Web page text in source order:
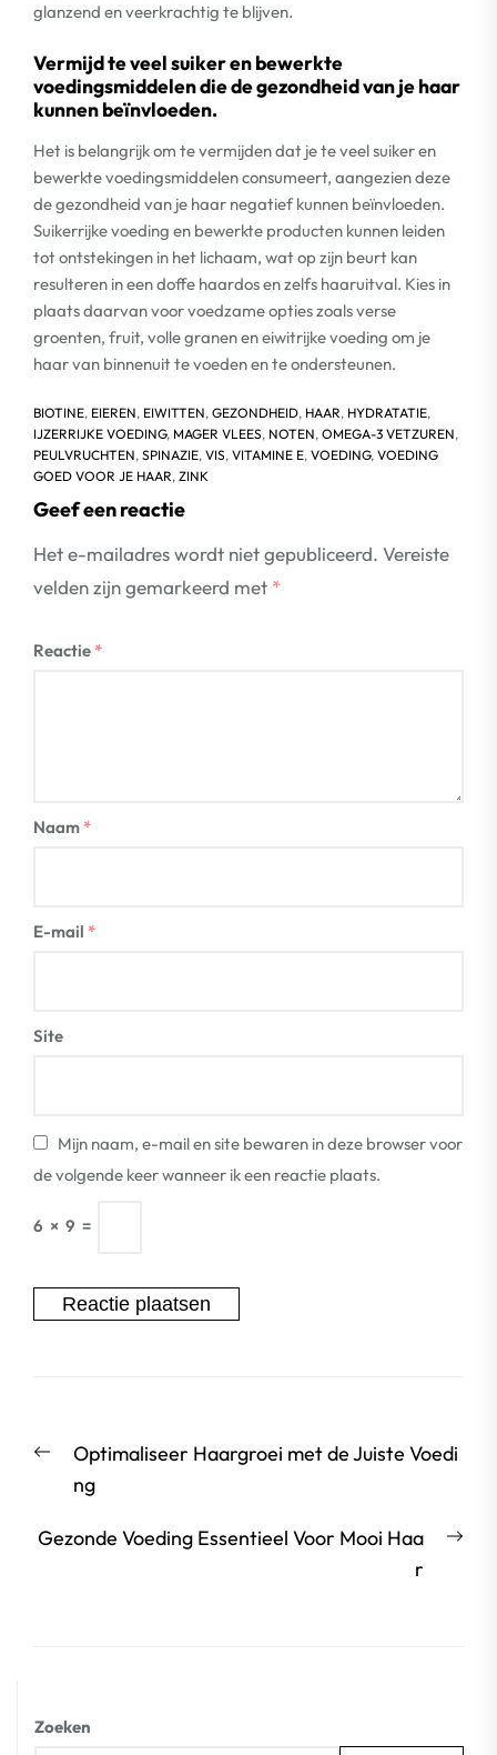
glanzend en veerkrachtig te blijven.
Vermijd te veel suiker en bewerkte
voedingsmiddelen die de gezondheid van je haar
kunnen beïnvloeden.
Het is belangrijk om te vermijden dat je te veel suiker en
bewerkte voedingsmiddelen consumeert, aangezien deze
de gezondheid van je haar negatief kunnen beïnvloeden.
Suikerrijke voeding en bewerkte producten kunnen leiden
tot ontstekingen in het lichaam, wat op zijn beurt kan
resulteren in een doffe haardos en zelfs haaruitval. Kies in
plaats daarvan voor voedzame opties zoals verse
groenten, fruit, volle granen en eiwitrijke voeding om je
haar van binnenuit te voeden en te ondersteunen.
BIOTINE, EIEREN, EIWITTEN, GEZONDHEID, HAAR, HYDRATATIE,
IJZERRIJKE VOEDING, MAGER VLEES, NOTEN, OMEGA-3 VETZUREN,
PEULVRUCHTEN, SPINAZIE, VIS, VITAMINE E, VOEDING, VOEDING
GOED VOOR JE HAAR, ZINK
Geef een reactie
Het e-mailadres wordt niet gepubliceerd. Vereiste
velden zijn gemarkeerd met *
Reactie *
Naam *
E-mail *
Site
Mijn naam, e-mail en site bewaren in deze browser voor
de volgende keer wanneer ik een reactie plaats.
6 × 9 =
Vorige
bericht:
Optimaliseer Haargroei met de Juiste Voedi
ng
Gezonde Voeding Essentieel Voor Mooi Haa
r
Zoeken